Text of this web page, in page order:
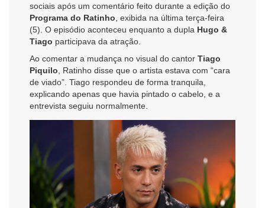
sociais após um comentário feito durante a edição do
Programa do Ratinho , exibida na última terça-feira
(5). O episódio aconteceu enquanto a dupla Hugo &
Tiago participava da atração.
Ao comentar a mudança no visual do cantor Tiago
Piquilo , Ratinho disse que o artista estava com “cara
de viado”. Tiago respondeu de forma tranquila,
explicando apenas que havia pintado o cabelo, e a
entrevista seguiu normalmente.